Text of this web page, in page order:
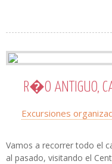
R�O ANTIGUO,
Excursiones
Vamos a recorrer todo el
al pasado, visitando el